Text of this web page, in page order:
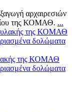
αρχαιρεσιών
της ΚΟΜΑΘ. ...
της ΚΟΜΑΘ
δολώματα